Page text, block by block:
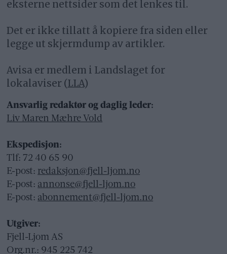
eksterne nettsider som det lenkes til.
Det er ikke tillatt å kopiere fra siden eller
legge ut skjermdump av artikler.
Avisa er medlem i Landslaget for
lokalaviser (LLA)
Ansvarlig redaktør og daglig leder:
Liv Maren Mæhre Vold
Ekspedisjon:
Tlf: 72 40 65 90
E-post: redaksjon@fjell-ljom.no
E-post: annonse@fjell-ljom.no
E-post: abonnement@fjell-ljom.no
Utgiver:
Fjell-Ljom AS
Org.nr.: 945 225 742